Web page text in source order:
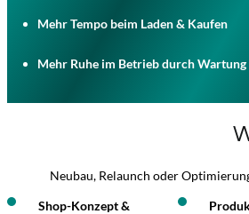
Mehr Tempo beim Laden & Kaufen
Mehr Ruhe im Betrieb durch
Neubau, Relaunch oder
Shop-Konzept &